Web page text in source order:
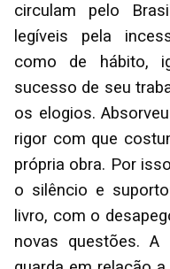
circulam pelo
legíveis pela
como de hábito,
sucesso de seu
os elogios.
rigor com que
própria obra. Por
o silêncio e
livro, com o
novas questões. A